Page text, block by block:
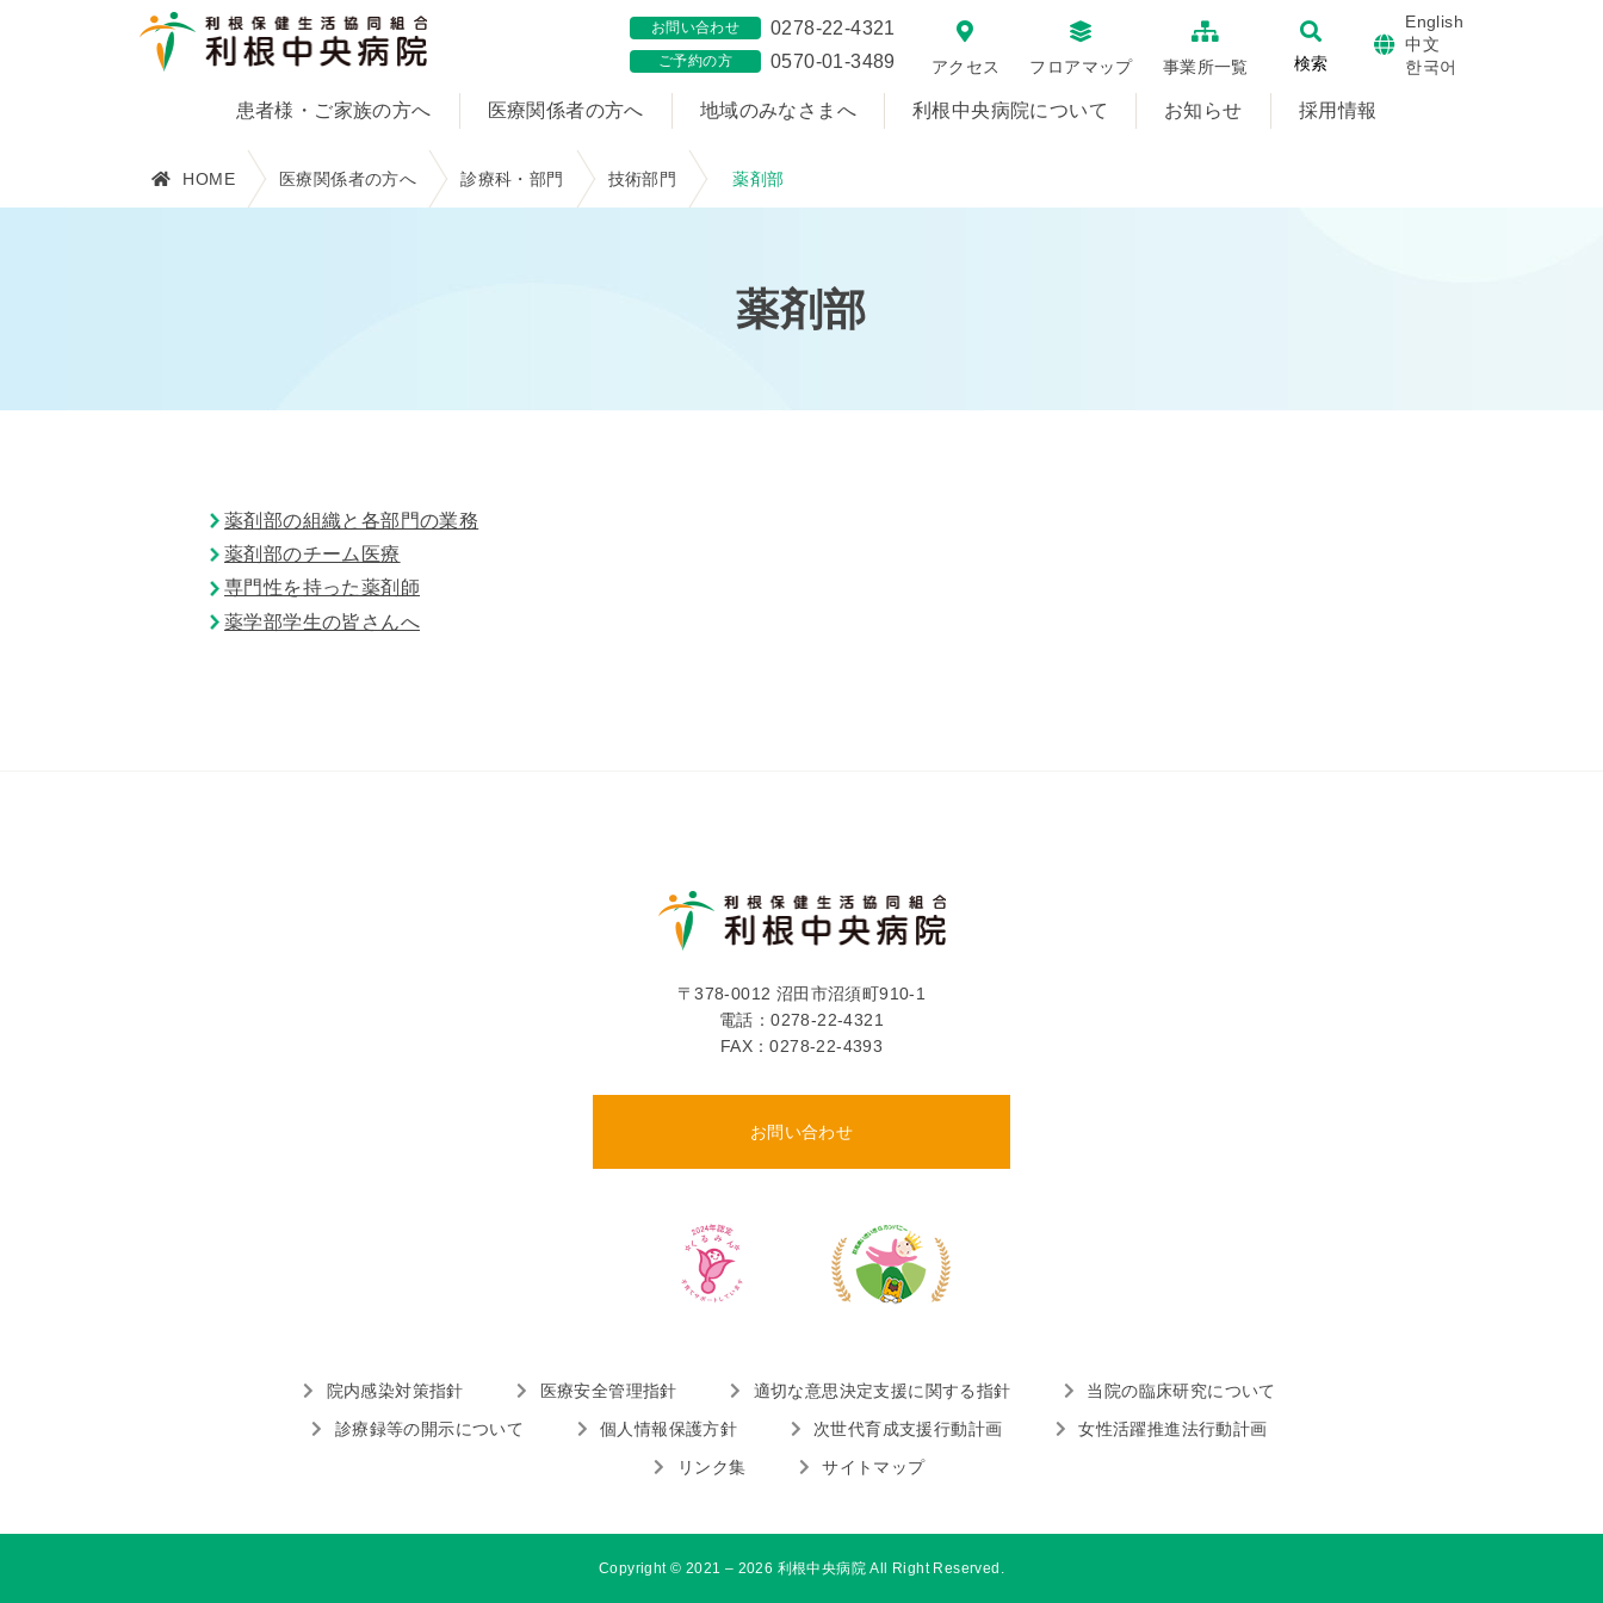
患者様・ご家族の方へ 医療関係者の方へ 地域のみなさまへ 利根中央病院について お知らせ 採用情報
お問い合わせ 0278-22-4321
ご予約の方 0570-01-3489 アクセス フロアマップ 事業所一覧 検索
English
中文
한국어
HOME 医療関係者の方へ 診療科・部門 技術部門 薬剤部
薬剤部
薬剤部の組織と各部門の業務
薬剤部のチーム医療
専門性を持った薬剤師
薬学部学生の皆さんへ
〒378-0012 沼田市沼須町910-1
電話：0278-22-4321
FAX：0278-22-4393
お問い合わせ
院内感染対策指針 医療安全管理指針 適切な意思決定支援に関する指針
当院の臨床研究について
診療録等の開示について
個人情報保護方針 次世代育成支援行動計画
女性活躍推進法行動計画
リンク集
サイトマップ
Copyright © 2021 – 2026 利根中央病院 All Right Reserved.